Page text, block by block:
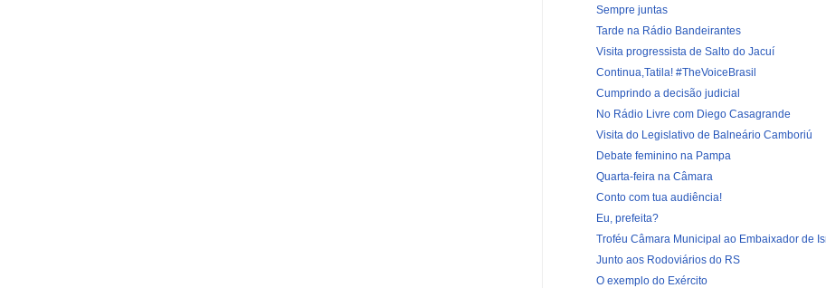
Sempre juntas
Tarde na Rádio Bandeirantes
Visita progressista de Salto do Jacuí
Continua,Tatila! #TheVoiceBrasil
Cumprindo a decisão judicial
No Rádio Livre com Diego Casagrande
Visita do Legislativo de Balneário Camboriú
Debate feminino na Pampa
Quarta-feira na Câmara
Conto com tua audiência!
Eu, prefeita?
Troféu Câmara Municipal ao Embaixador de
Junto aos Rodoviários do RS
O exemplo do Exército